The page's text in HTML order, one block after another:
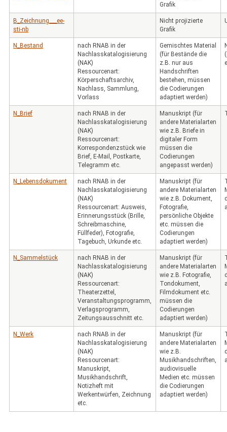
Grafik
B_Zeichnung___ee-
sti-nb
Nicht projizierte
Grafik
N_Bestand
nach RNAB in der
Nachlasskatalogisierung
(NAK)
Ressourcenart:
Körperschaftsarchiv,
Nachlass, Sammlung,
Vorlass
Gemischtes Material
(für Bestände die
z.B. nur aus
Handschriften
bestehen, müssen
die Codierungen
adaptiert werden)
N_Brief
nach RNAB in der
Nachlasskatalogisierung
(NAK)
Ressourcenart:
Korrespondenzstück wie
Brief, E-Mail, Postkarte,
Telegramm etc.
Manuskript (für
andere Materialarten
wie z.B. Briefe in
digitaler Form
müssen die
Codierungen
angepasst werden)
N_Lebensdokument
nach RNAB in der
Nachlasskatalogisierung
(NAK)
Ressourcenart: Ausweis,
Erinnerungsstück (Brille,
Schreibmaschine,
Füllfeder), Fotografie,
Tagebuch, Urkunde etc.
Manuskript (für
andere Materialarten
wie z.B. Dokument,
Fotografie,
persönliche Objekte
etc. müssen die
Codierungen
adaptiert werden)
N_Sammelstück
nach RNAB in der
Nachlasskatalogisierung
(NAK)
Ressourcenart:
Theaterzettel,
Veranstaltungsprogramm,
Verlagsprogramm,
Zeitungsausschnitt etc.
Manuskript (für
andere Materialarten
wie z.B. Fotografie,
Tondokument,
Filmdokument etc.
müssen die
Codierungen
adaptiert werden)
N_Werk
nach RNAB in der
Nachlasskatalogisierung
(NAK)
Ressourcenart:
Manuskript,
Musikhandschrift,
Notizheft mit
Werkentwürfen, Zeichnung
etc.
Manuskript (für
andere Materialarten
wie z.B.
Musikhandschriften,
audiovisuelle
Medien etc. müssen
die Codierungen
adaptiert werden)